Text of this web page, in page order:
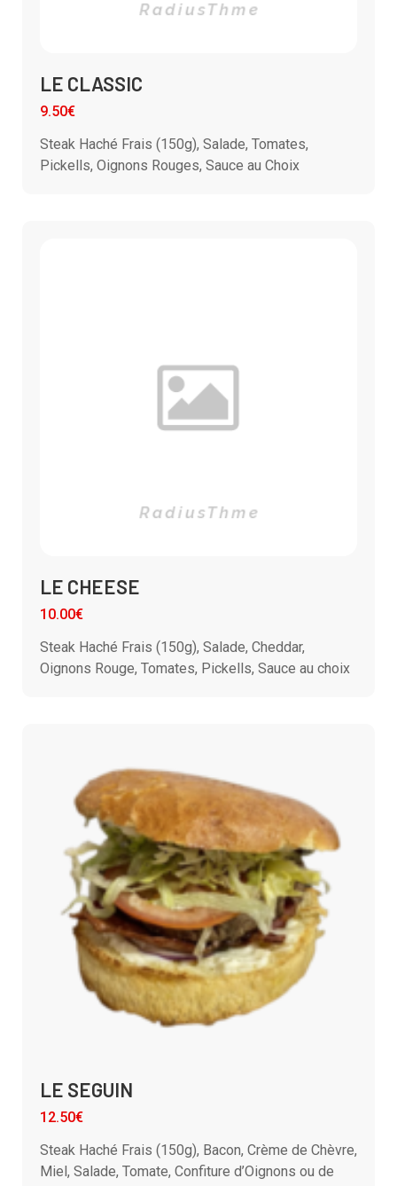
LE CLASSIC
9.50€
Steak Haché Frais (150g), Salade, Tomates,
Pickells, Oignons Rouges, Sauce au Choix
LE CHEESE
10.00€
Steak Haché Frais (150g), Salade, Cheddar,
Oignons Rouge, Tomates, Pickells, Sauce au choix
LE SEGUIN
12.50€
Steak Haché Frais (150g), Bacon, Crème de Chèvre,
Miel, Salade, Tomate, Confiture d’Oignons ou de